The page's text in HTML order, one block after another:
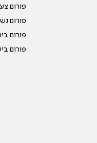
פורום
פורום
פורום
פורום